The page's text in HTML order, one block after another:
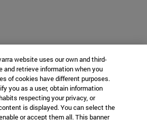
website uses our own and third-
and retrieve information when you
of cookies have different purposes.
you as a user, obtain information
respecting your privacy, or
is displayed. You can select the
or accept them all. This banner